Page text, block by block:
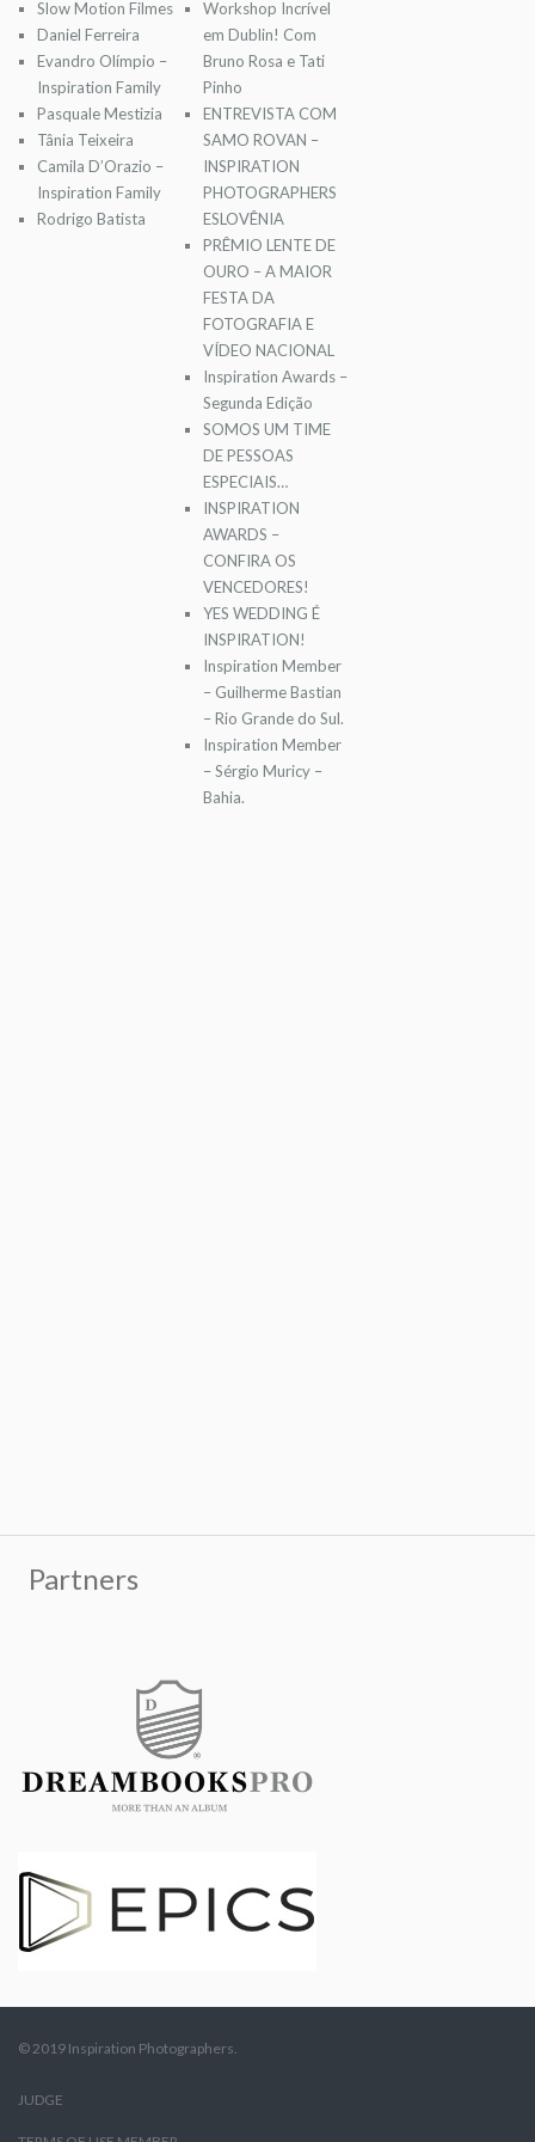
Slow Motion Filmes
Daniel Ferreira
Evandro Olímpio –
Inspiration Family
Pasquale Mestizia
Tânia Teixeira
Camila D’Orazio –
Inspiration Family
Rodrigo Batista
Workshop Incrível
em Dublin! Com
Bruno Rosa e Tati
Pinho
ENTREVISTA COM
SAMO ROVAN –
INSPIRATION
PHOTOGRAPHERS
ESLOVÊNIA
PRÊMIO LENTE DE
OURO – A MAIOR
FESTA DA
FOTOGRAFIA E
VÍDEO NACIONAL
Inspiration Awards –
Segunda Edição
SOMOS UM TIME
DE PESSOAS
ESPECIAIS…
INSPIRATION
AWARDS –
CONFIRA OS
VENCEDORES!
YES WEDDING É
INSPIRATION!
Inspiration Member
– Guilherme Bastian
– Rio Grande do Sul.
Inspiration Member
– Sérgio Muricy –
Bahia.
© 2019 Inspiration Photographers.
JUDGE